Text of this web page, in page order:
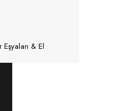
& El